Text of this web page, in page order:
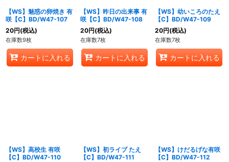
【WS】魅惑の卵焼き 有
咲【C】BD/W47-107
20円(税込)
在庫数9枚
カートに入れる
【WS】昨日の出来事 有
咲【C】BD/W47-108
20円(税込)
在庫数7枚
カートに入れる
【WS】幼いころのたえ
【C】BD/W47-109
20円(税込)
在庫数7枚
カートに入れる
【WS】高校生 有咲
【C】BD/W47-110
【WS】初ライブ たえ
【C】BD/W47-111
【WS】けだるげな有咲
【C】BD/W47-112